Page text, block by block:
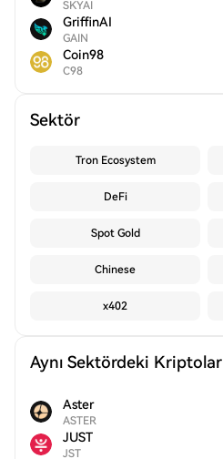
SKYAI
GriffinAI
GAIN
Coin98
C98
Sektör
Tron Ecosystem
DeFi
Spot Gold
Chinese
x402
Aynı Sektördeki Kriptolar
Aster
ASTER
JUST
JST